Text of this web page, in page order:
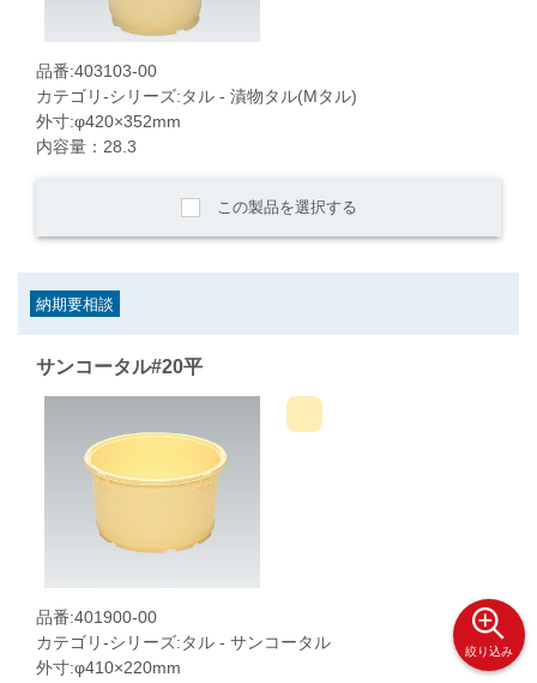
絞り込み
品番:403103-00
カテゴリ-シリーズ:タル - 漬物タル(Mタル)
外寸:φ420×352mm
内容量：28.3
この製品を選択する
納期要相談
サンコータル#20平
品番:401900-00
カテゴリ-シリーズ:タル - サンコータル
外寸:φ410×220mm